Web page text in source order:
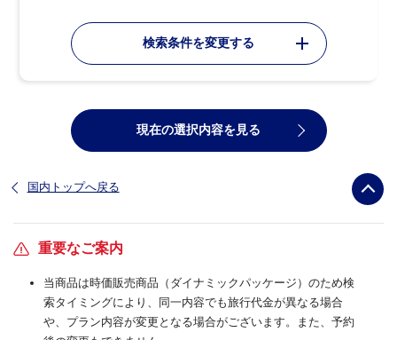
検索条件を変更する
現在の選択内容を見る
国内トップへ戻る
重要なご案内
当商品は時価販売商品（ダイナミックパッケージ）のため検
索タイミングにより、同一内容でも旅行代金が異なる場合
や、プラン内容が変更となる場合がございます。また、予約